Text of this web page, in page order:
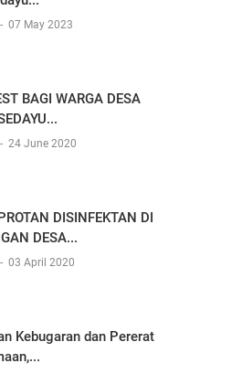
- 07 May 2023
BAGI WARGA DESA
- 24 June 2020
DISINFEKTAN DI
DESA...
- 03 April 2020
Kebugaran dan Pererat